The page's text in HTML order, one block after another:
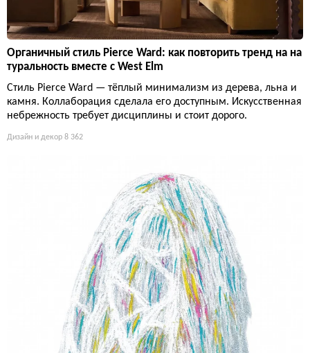
Органичный стиль Pierce Ward: как повторить тренд на на
туральность вместе с West Elm
Стиль Pierce Ward — тёплый минимализм из дерева, льна и
камня. Коллаборация сделала его доступным. Искусственная
небрежность требует дисциплины и стоит дорого.
Дизайн и декор 8 362